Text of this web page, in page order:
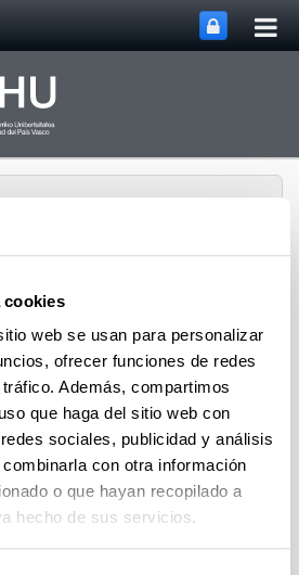
cookies
web se usan para personalizar
ofrecer funciones de redes
Además, compartimos
que haga del sitio web con
sociales, publicidad y análisis
con otra información
o que hayan recopilado a
hecho de sus servicios.
del
Menú Abrir/cerrar
y Actividades
del Coloquio